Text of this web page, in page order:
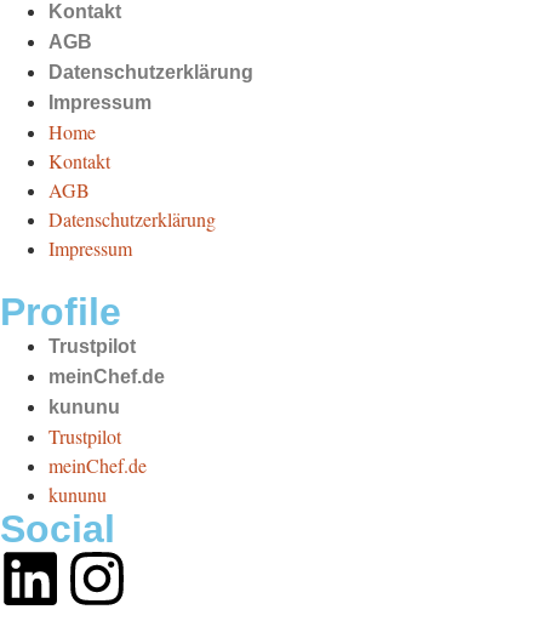
Kontakt
AGB
Datenschutzerklärung
Impressum
Home
Kontakt
AGB
Datenschutzerklärung
Impressum
Profile
Trustpilot
meinChef.de
kununu
Trustpilot
meinChef.de
kununu
Social